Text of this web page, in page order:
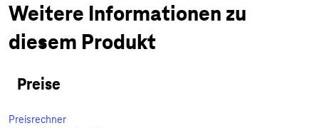
Weitere Informationen zu
diesem Produkt
Preise
Preisrechner